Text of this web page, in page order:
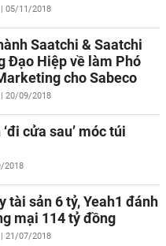
| 05/11/2018
Saatchi & Saatchi
Đạo Hiệp về làm Phó
cho Sabeco
| 20/09/2018
cửa sau’ móc túi
2018
tài sản 6 tỷ, Yeah1 đánh
mại 114 tỷ đồng
| 21/07/2018